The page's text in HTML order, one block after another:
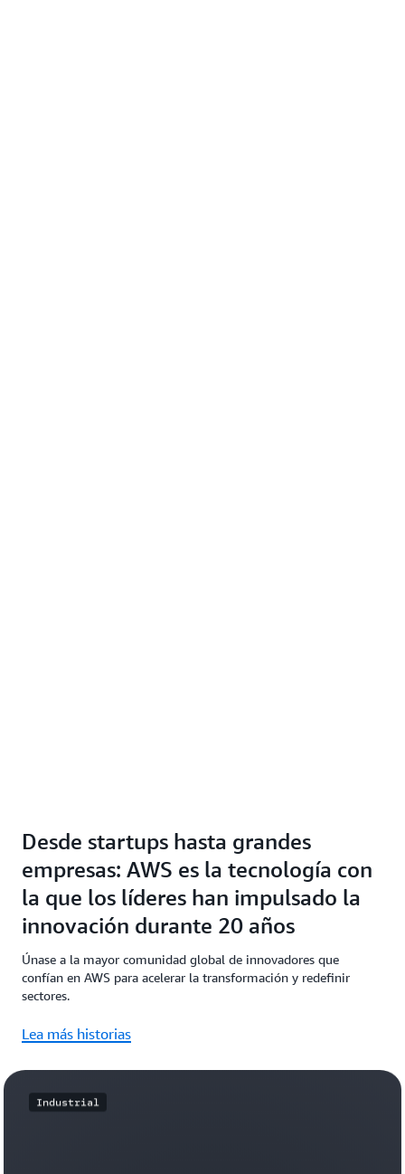
Desde startups hasta grandes
empresas: AWS es la tecnología con
la que los líderes han impulsado la
innovación durante 20 años
Únase a la mayor comunidad global de innovadores que
confían en AWS para acelerar la transformación y redefinir
sectores.
Lea más historias
Industrial